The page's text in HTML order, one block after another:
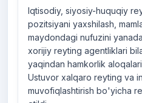
Iqtisodiy, siyosiy-huquqiy
pozitsiyani yaxshilash,
maydondagi nufuzini
xorijiy reyting agentliklari
yaqindan hamkorlik
Ustuvor xalqaro reyting va
muvofiqlashtirish bo'yicha